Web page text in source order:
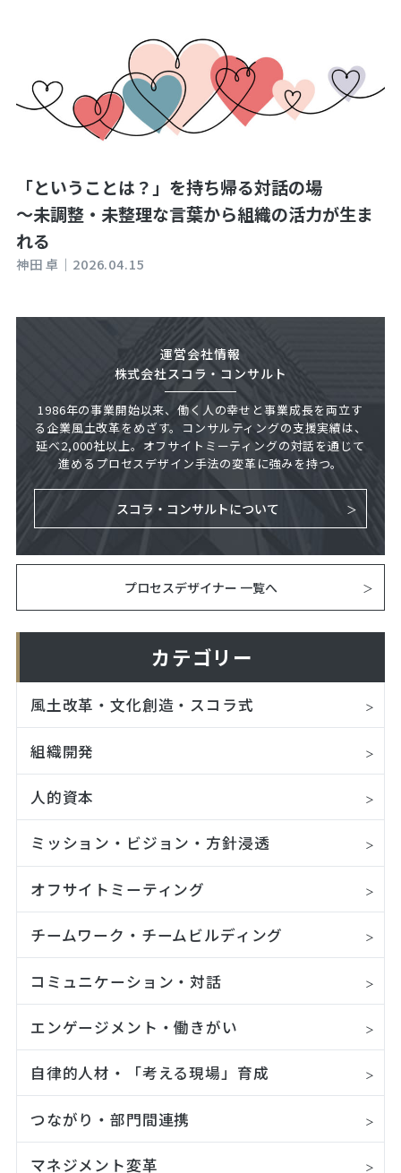
「ということは？」を持ち帰る対話の場
～未調整・未整理な言葉から組織の活力が生ま
れる
神田 卓｜ 2026.04.15
運営会社情報
株式会社スコラ・コンサルト
1986年の事業開始以来、働く人の幸せと事業成長を両立す
る企業風土改革をめざす。コンサルティングの支援実績は、
延べ2,000社以上。オフサイトミーティングの対話を通じて
進めるプロセスデザイン手法の変革に強みを持つ。
スコラ・コンサルトについて
プロセスデザイナー 一覧へ
カテゴリー
風土改革・文化創造・スコラ式
組織開発
人的資本
ミッション・ビジョン・方針浸透
オフサイトミーティング
チームワーク・チームビルディング
コミュニケーション・対話
エンゲージメント・働きがい
自律的人材・「考える現場」育成
つながり・部門間連携
マネジメント変革